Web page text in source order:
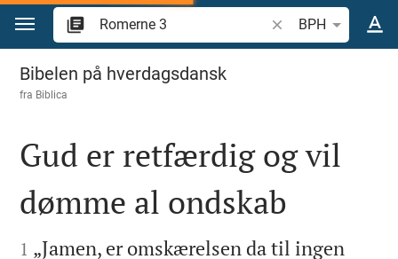
Gå til indhold
Søg efter bibelvers
BPH
Romerne 3
Bibelen på hverdagsdansk
fra Biblica

Gud er retfærdig og vil
dømme al ondskab

1 „Jamen, er omskærelsen da til ingen